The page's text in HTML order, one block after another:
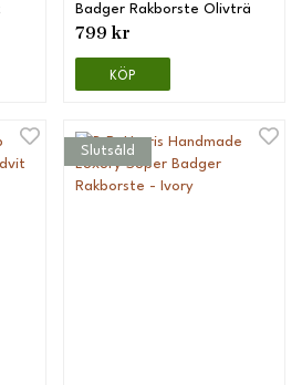
Badger Rakborste Olivträ
799 kr
KÖP
Slutsåld